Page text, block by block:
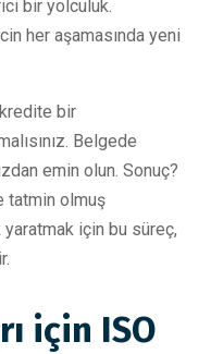
bir yolculuk.
her aşamasında yeni
bir
Belgede
emin olun. Sonuç?
tatmin olmuş
için bu süreç,
için ISO